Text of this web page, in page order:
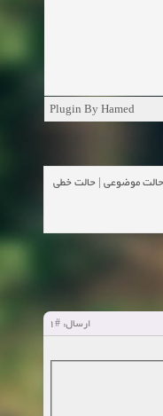
Plugin By Hamed
حالت موضوعی حالت خطی
ارسال: #1